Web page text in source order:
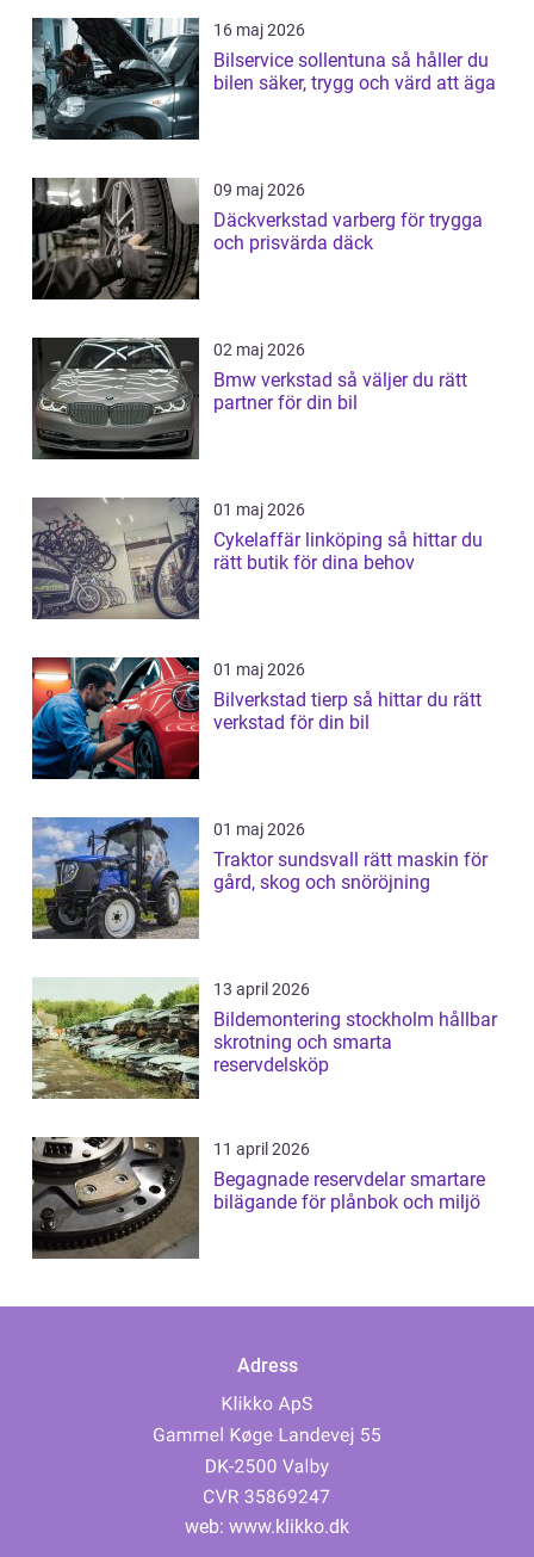
16 maj 2026
Bilservice sollentuna så håller du
bilen säker, trygg och värd att äga
09 maj 2026
Däckverkstad varberg för trygga
och prisvärda däck
02 maj 2026
Bmw verkstad så väljer du rätt
partner för din bil
01 maj 2026
Cykelaffär linköping så hittar du
rätt butik för dina behov
01 maj 2026
Bilverkstad tierp så hittar du rätt
verkstad för din bil
01 maj 2026
Traktor sundsvall rätt maskin för
gård, skog och snöröjning
13 april 2026
Bildemontering stockholm hållbar
skrotning och smarta
reservdelsköp
11 april 2026
Begagnade reservdelar smartare
bilägande för plånbok och miljö
Adress
web: www.klikko.dk